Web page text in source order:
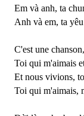
Em và anh, ta
Anh và em, ta
C'est une
Toi qui m'aimais
Et nous vivions,
Toi qui m'aimais,